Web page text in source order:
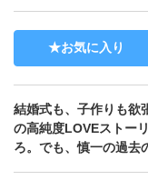
お気に入り
結婚式も、子作りも欲
の高純度LOVEストー
ろ。でも、慎一の過